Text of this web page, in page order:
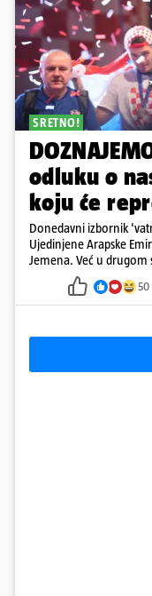
SRETNO!
odluku o
koju će
Donedavni izbornik
Ujedinjene Arapske
Jemena. Već u drugom
50